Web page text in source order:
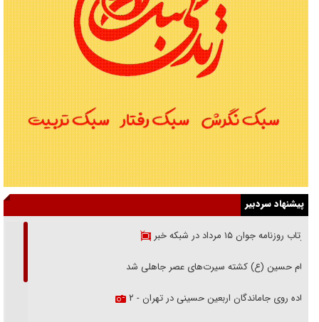
پیشنهاد سردبیر
بازتاب روزنامه جوان ۱۵ مرداد در شبکه خبر
امام حسین (ع) کشته سیرت‌های عصر جاهلی شد
پیاده روی جاماندگان اربعین حسینی در تهران - ۲